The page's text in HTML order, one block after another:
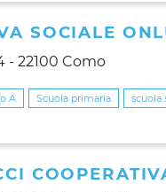
SOCIALE
- 22100 Como
A Scuola primaria scuola